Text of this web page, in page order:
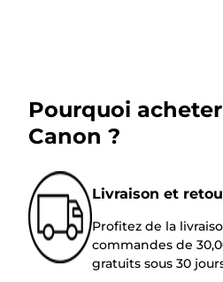
Pourquoi
Canon ?
Livraison et
Profitez de la
commandes de
gratuits sous 30